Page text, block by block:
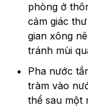
phòng ở
cảm giác
gian xông
tránh mùi
Pha nước
tràm vào
thể sau một